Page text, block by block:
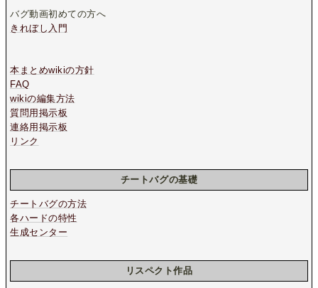
バグ動画初めての方へ
きれぼし入門
本まとめwikiの方針
FAQ
wikiの編集方法
質問用掲示板
連絡用掲示板
リンク
チートバグの基礎
チートバグの方法
各ハードの特性
生成センター
リスペクト作品